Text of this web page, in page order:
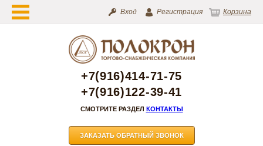
Вход Регистрация Корзина
+7(916)414-71-75
+7(916)122-39-41
СМОТРИТЕ РАЗДЕЛ КОНТАКТЫ
ЗАКАЗАТЬ ОБРАТНЫЙ ЗВОНОК